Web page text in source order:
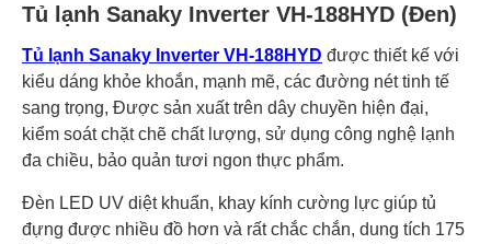
Tủ lạnh Sanaky Inverter VH-188HYD (Đen)
Tủ lạnh Sanaky Inverter VH-188HYD được thiết kế với
kiểu dáng khỏe khoắn, mạnh mẽ, các đường nét tinh tế
sang trọng, Được sản xuất trên dây chuyền hiện đại,
kiểm soát chặt chẽ chất lượng, sử dụng công nghệ lạnh
đa chiều, bảo quản tươi ngon thực phẩm.
Đèn LED UV diệt khuẩn, khay kính cường lực giúp tủ
đựng được nhiều đồ hơn và rất chắc chắn, dung tích 175